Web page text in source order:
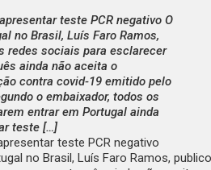
teste PCR negativo O
no Brasil, Luís Faro Ramos,
redes sociais para esclarecer
ainda não aceita o
contra covid-19 emitido pelo
o embaixador, todos os
entrar em Portugal ainda
teste […]
teste PCR negativo
no Brasil, Luís Faro Ramos,